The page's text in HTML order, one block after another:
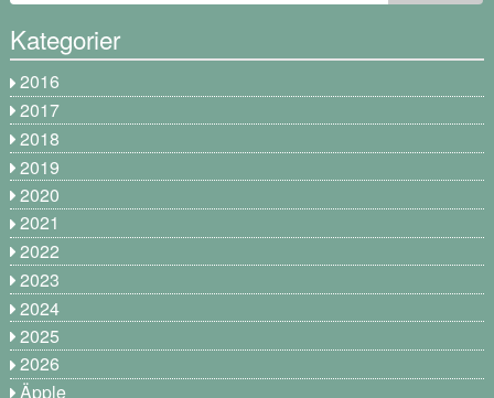
Kategorier
2016
2017
2018
2019
2020
2021
2022
2023
2024
2025
2026
Äpple